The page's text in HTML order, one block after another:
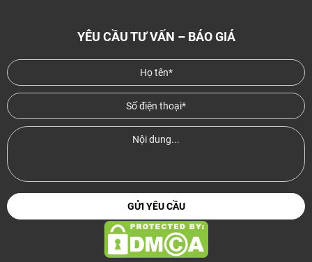
YÊU CẦU TƯ VẤN – BÁO GIÁ